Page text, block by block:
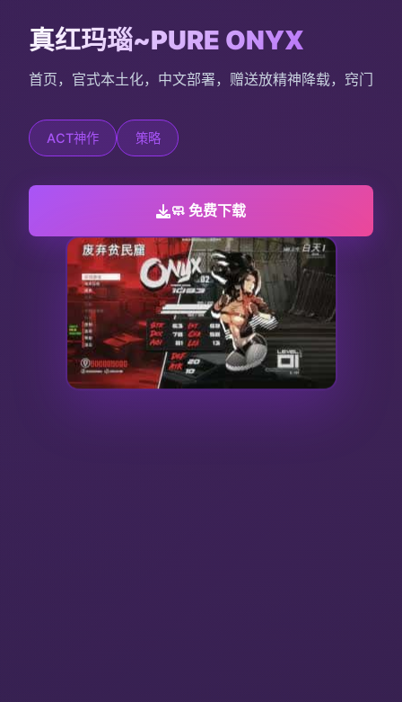
真红玛瑙~PURE ONYX
首页，官式本土化，中文部署，赠送放精神降载，窍门
ACT神作 策略
🧼 免费下载